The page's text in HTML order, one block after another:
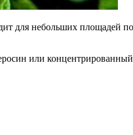
небольших площадей
или